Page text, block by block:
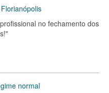
no fechamento dos
normal